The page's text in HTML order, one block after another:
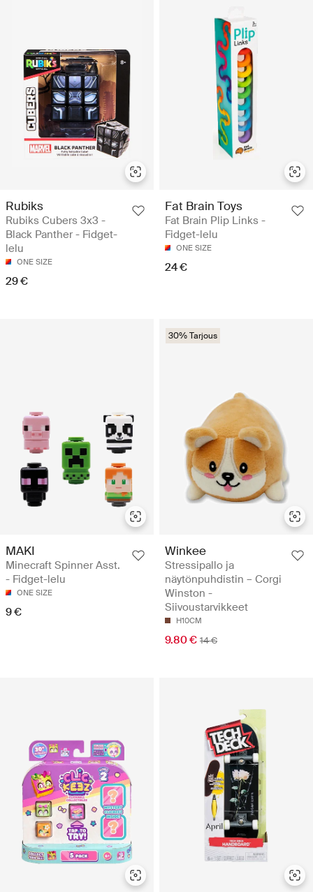
Rubiks
Rubiks Cubers 3x3 -
Black Panther - Fidget-
lelu
ONE SIZE
29 €
Fat Brain Toys
Fat Brain Plip Links -
Fidget-lelu
ONE SIZE
24 €
MAKI
Minecraft Spinner Asst.
- Fidget-lelu
ONE SIZE
9 €
30% Tarjous
Winkee
Stressipallo ja
näytönpuhdistin – Corgi
Winston -
Siivoustarvikkeet
H10CM
9.80 € 14 €